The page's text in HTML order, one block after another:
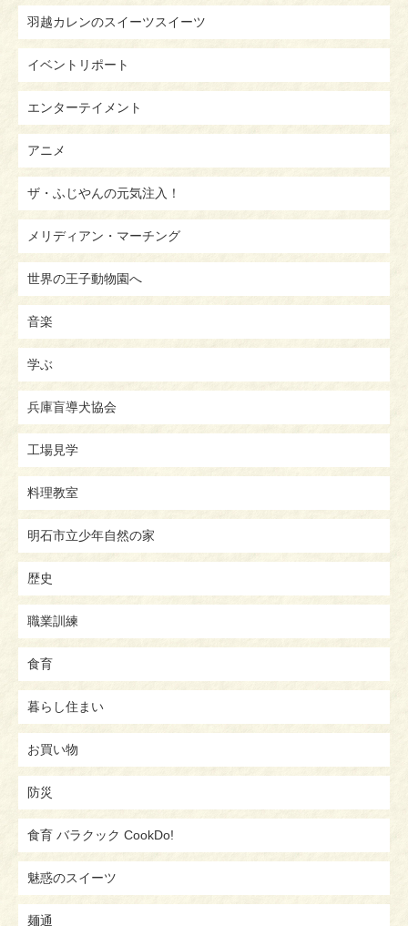
羽越カレンのスイーツスイーツ
イベントリポート
エンターテイメント
アニメ
ザ・ふじやんの元気注入！
メリディアン・マーチング
世界の王子動物園へ
音楽
学ぶ
兵庫盲導犬協会
工場見学
料理教室
明石市立少年自然の家
歴史
職業訓練
食育
暮らし住まい
お買い物
防災
食育 バラクック CookDo!
魅惑のスイーツ
麺通